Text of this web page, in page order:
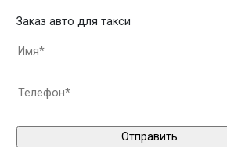
Заказ авто для такси